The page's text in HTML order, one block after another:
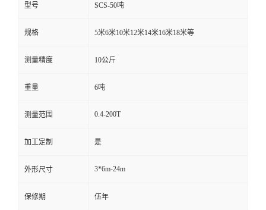
型号 SCS-50吨
规格 5米6米10米12米14米16米18米等
测量精度 10公斤
重量 6吨
测量范围 0.4-200T
加工定制 是
外形尺寸 3*6m-24m
保修期 伍年